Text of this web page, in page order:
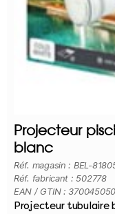
Projecteur
blanc
Réf. magasin : BEL-
Réf. fabricant : 502778
EAN / GTIN :
Projecteur tubulaire